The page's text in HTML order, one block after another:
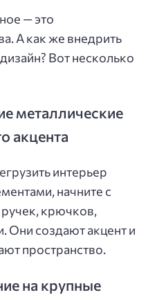
— это
А как же внедрить
Вот несколько
металлические
акцента
интерьер
начните с
крючков,
Они создают акцент и
пространство.
на крупные